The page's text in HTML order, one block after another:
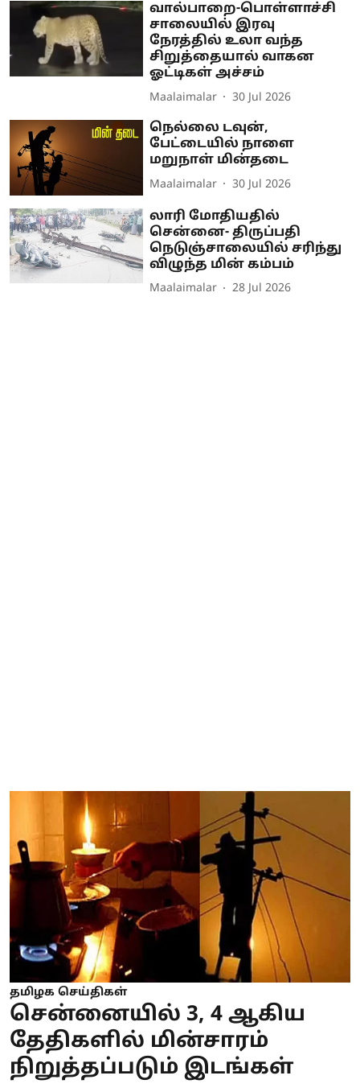
வால்பாறை-பொள்ளாச்சி
சாலையில் இரவு
நேரத்தில் உலா வந்த
சிறுத்தையால் வாகன
ஓட்டிகள் அச்சம்
Maalaimalar 30 Jul 2026
நெல்லை டவுன்,
பேட்டையில் நாளை
மறுநாள் மின்தடை
Maalaimalar 30 Jul 2026
லாரி மோதியதில்
சென்னை- திருப்பதி
நெடுஞ்சாலையில் சரிந்து
விழுந்த மின் கம்பம்
Maalaimalar 28 Jul 2026
தமிழக செய்திகள்
சென்னையில் 3, 4 ஆகிய
தேதிகளில் மின்சாரம்
நிறுத்தப்படும் இடங்கள்